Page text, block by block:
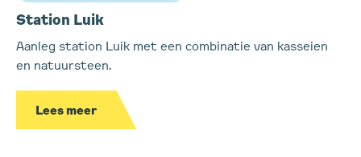
Station Luik
Aanleg station Luik met een combinatie van kasseien
en natuursteen.
Lees meer